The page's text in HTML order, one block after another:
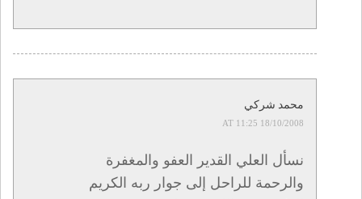
محمد شركي
18/10/2008 AT 11:25
نسأل العلي القدير العفو والمغفرة
والرحمة للراحل إلى جوار ربه الكريم